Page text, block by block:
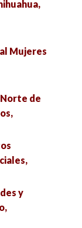
Mujeres
de
y